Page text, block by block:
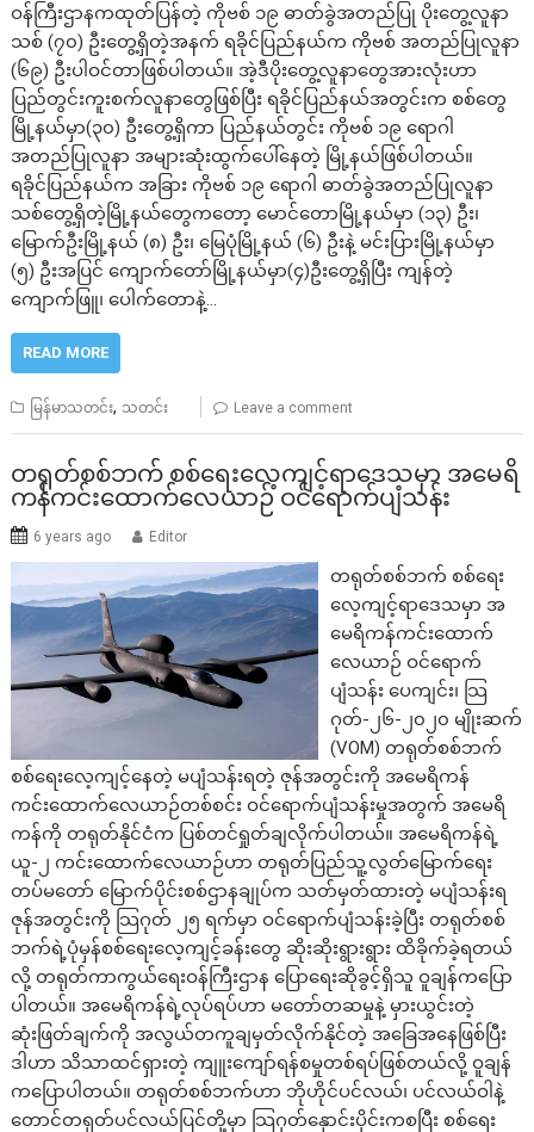
ဝန်ကြီးဌာနကထုတ်ပြန်တဲ့ ကိုဗစ် ၁၉ ဓာတ်ခွဲအတည်ပြု ပိုးတွေ့လူနာ
သစ် (၇၀) ဦးတွေ့ရှိတဲ့အနက် ရခိုင်ပြည်နယ်က ကိုဗစ် အတည်ပြုလူနာ
(၆၉) ဦးပါဝင်တာဖြစ်ပါတယ်။ အဲ့ဒီပိုးတွေ့လူနာတွေအားလုံးဟာ
ပြည်တွင်းကူးစက်လူနာတွေဖြစ်ပြီး ရခိုင်ပြည်နယ်အတွင်းက စစ်တွေ
မြို့နယ်မှာ(၃၀) ဦးတွေ့ရှိကာ ပြည်နယ်တွင်း ကိုဗစ် ၁၉ ရောဂါ
အတည်ပြုလူနာ အများဆုံးထွက်ပေါ်နေတဲ့ မြို့နယ်ဖြစ်ပါတယ်။
ရခိုင်ပြည်နယ်က အခြား ကိုဗစ် ၁၉ ရောဂါ ဓာတ်ခွဲအတည်ပြုလူနာ
သစ်တွေ့ရှိတဲ့မြို့နယ်တွေကတော့ မောင်တောမြို့နယ်မှာ (၁၃) ဦး၊
မြောက်ဦးမြို့နယ် (၈) ဦး၊ မြေပုံမြို့နယ် (၆) ဦးနဲ့ မင်းပြားမြို့နယ်မှာ
(၅) ဦးအပြင် ကျောက်တော်မြို့နယ်မှာ(၄)ဦးတွေ့ရှိပြီး ကျန်တဲ့
ကျောက်ဖြူ၊ ပေါက်တောနဲ့…
READ MORE
မြန်မာသတင်း, သတင်း Leave a comment
တရုတ်စစ်ဘက် စစ်ရေးလေ့ကျင့်ရာဒေသမှာ အမေရိ
ကန်ကင်းထောက်လေယာဉ် ဝင်ရောက်ပျံသန်း
6 years ago Editor
တရုတ်စစ်ဘက် စစ်ရေး
လေ့ကျင့်ရာဒေသမှာ အ
မေရိကန်ကင်းထောက်
လေယာဉ် ဝင်ရောက်
ပျံသန်း ပေကျင်း၊ သြ
ဂုတ်-၂၆-၂၀၂၀ မျိုးဆက်
(VOM) တရုတ်စစ်ဘက်
စစ်ရေးလေ့ကျင့်နေတဲ့ မပျံသန်းရတဲ့ ဇုန်အတွင်းကို အမေရိကန်
ကင်းထောက်လေယာဉ်တစ်စင်း ဝင်ရောက်ပျံသန်းမှုအတွက် အမေရိ
ကန်ကို တရုတ်နိုင်ငံက ပြစ်တင်ရှုတ်ချလိုက်ပါတယ်။ အမေရိကန်ရဲ့
ယူ-၂ ကင်းထောက်လေယာဉ်ဟာ တရုတ်ပြည်သူ့လွတ်မြောက်ရေး
တပ်မတော် မြောက်ပိုင်းစစ်ဌာနချုပ်က သတ်မှတ်ထားတဲ့ မပျံသန်းရ
ဇုန်အတွင်းကို သြဂုတ် ၂၅ ရက်မှာ ဝင်ရောက်ပျံသန်းခဲ့ပြီး တရုတ်စစ်
ဘက်ရဲ့ပုံမှန်စစ်ရေးလေ့ကျင့်ခန်းတွေ ဆိုးဆိုးရွားရွား ထိခိုက်ခဲ့ရတယ်
လို့ တရုတ်ကာကွယ်ရေးဝန်ကြီးဌာန ပြောရေးဆိုခွင့်ရှိသူ ဝူချန်ကပြော
ပါတယ်။ အမေရိကန်ရဲ့လုပ်ရပ်ဟာ မတော်တဆမှုနဲ့ မှားယွင်းတဲ့
ဆုံးဖြတ်ချက်ကို အလွယ်တကူချမှတ်လိုက်နိုင်တဲ့ အခြေအနေဖြစ်ပြီး
ဒါဟာ သိသာထင်ရှားတဲ့ ကျူးကျော်ရန်စမှုတစ်ရပ်ဖြစ်တယ်လို့ ဝူချန်
ကပြောပါတယ်။ တရုတ်စစ်ဘက်ဟာ ဘိုဟိုင်ပင်လယ်၊ ပင်လယ်ဝါနဲ့
တောင်တရုတ်ပင်လယ်ပြင်တို့မှာ သြဂုတ်နှောင်းပိုင်းကစပြီး စစ်ရေး